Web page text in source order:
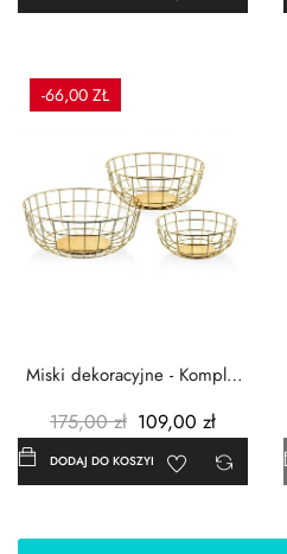
-66,00 ZŁ
Miski dekoracyjne - Komplet
175,00 zł 109,00 zł
DODAJ DO KOSZYKA